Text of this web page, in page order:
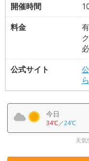
開催時間
料金
公式サイト
ら
今日
34℃／24℃
天気